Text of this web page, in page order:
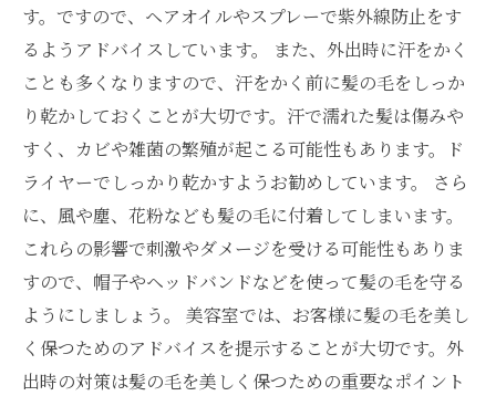
す。ですので、ヘアオイルやスプレーで紫外線防止をす
るようアドバイスしています。 また、外出時に汗をかく
ことも多くなりますので、汗をかく前に髪の毛をしっか
り乾かしておくことが大切です。汗で濡れた髪は傷みや
すく、カビや雑菌の繁殖が起こる可能性もあります。ド
ライヤーでしっかり乾かすようお勧めしています。 さら
に、風や塵、花粉なども髪の毛に付着してしまいます。
これらの影響で刺激やダメージを受ける可能性もありま
すので、帽子やヘッドバンドなどを使って髪の毛を守る
ようにしましょう。 美容室では、お客様に髪の毛を美し
く保つためのアドバイスを提示することが大切です。外
出時の対策は髪の毛を美しく保つための重要なポイント